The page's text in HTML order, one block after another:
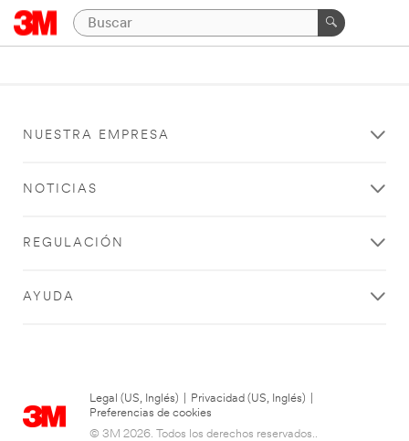
NUESTRA EMPRESA
NOTICIAS
REGULACIÓN
AYUDA
Legal (US, Inglés) Privacidad (US, Inglés)
Preferencias de cookies
© 3M 2026. Todos los derechos reservados..